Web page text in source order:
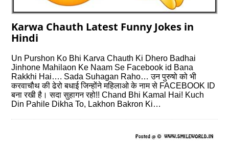
Karwa Chauth Latest Funny Jokes in
Hindi
Un Purshon Ko Bhi Karva Chauth Ki Dhero Badhai
Jinhone Mahilaon Ke Naam Se Facebook id Bana
Rakkhi Hai…. Sada Suhagan Raho… उन पुरुषो को भी
करवाचौथ की ढेरो बधाई जिन्होंने महिलाओ के नाम से FACEBOOK ID
बना रखी है। सदा सुहागन रहो!! Chand Bhi Kamal Hai! Kuch
Din Pahile Dikha To, Lakhon Bakron Ki…